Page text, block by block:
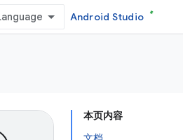
Android Studio
本页内容